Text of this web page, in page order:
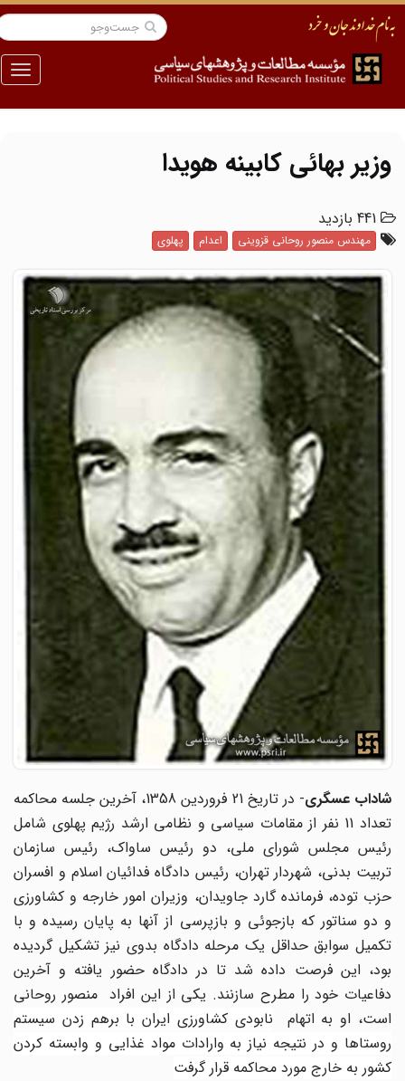
منو
وزیر بهائی کابینه هویدا
441 بازدید
مهندس منصور روحانی قزوینی اعدام پهلوی
شاداب عسگری
- در تاریخ 21 فروردین 1358، آخرین جلسه محاکمه
تعداد 11 نفر از مقامات سیاسی و نظامی ارشد رژیم پهلوی شامل
رئیس مجلس شورای ملی، دو رئیس ساواک، رئیس سازمان
تربیت بدنی، شهردار تهران، رئیس دادگاه فدائیان اسلام و افسران
حزب توده، فرمانده گارد جاویدان، وزیران امور خارجه و کشاورزی
و دو سناتور که بازجوئی و بازپرسی از آنها به پایان رسیده و با
تکمیل سوابق حداقل یک مرحله دادگاه بدوی نیز تشکیل گردیده
بود، این فرصت داده شد تا در دادگاه حضور یافته و آخرین
دفاعیات خود را مطرح سازنند. یکی از این افراد منصور روحانی
است، او به اتهام نابودی کشاورزی ایران با برهم زدن سیستم
روستاها و در نتیجه نیاز به وارادات مواد غذایی و وابسته کردن
کشور به خارج مورد محاکمه قرار گرفت